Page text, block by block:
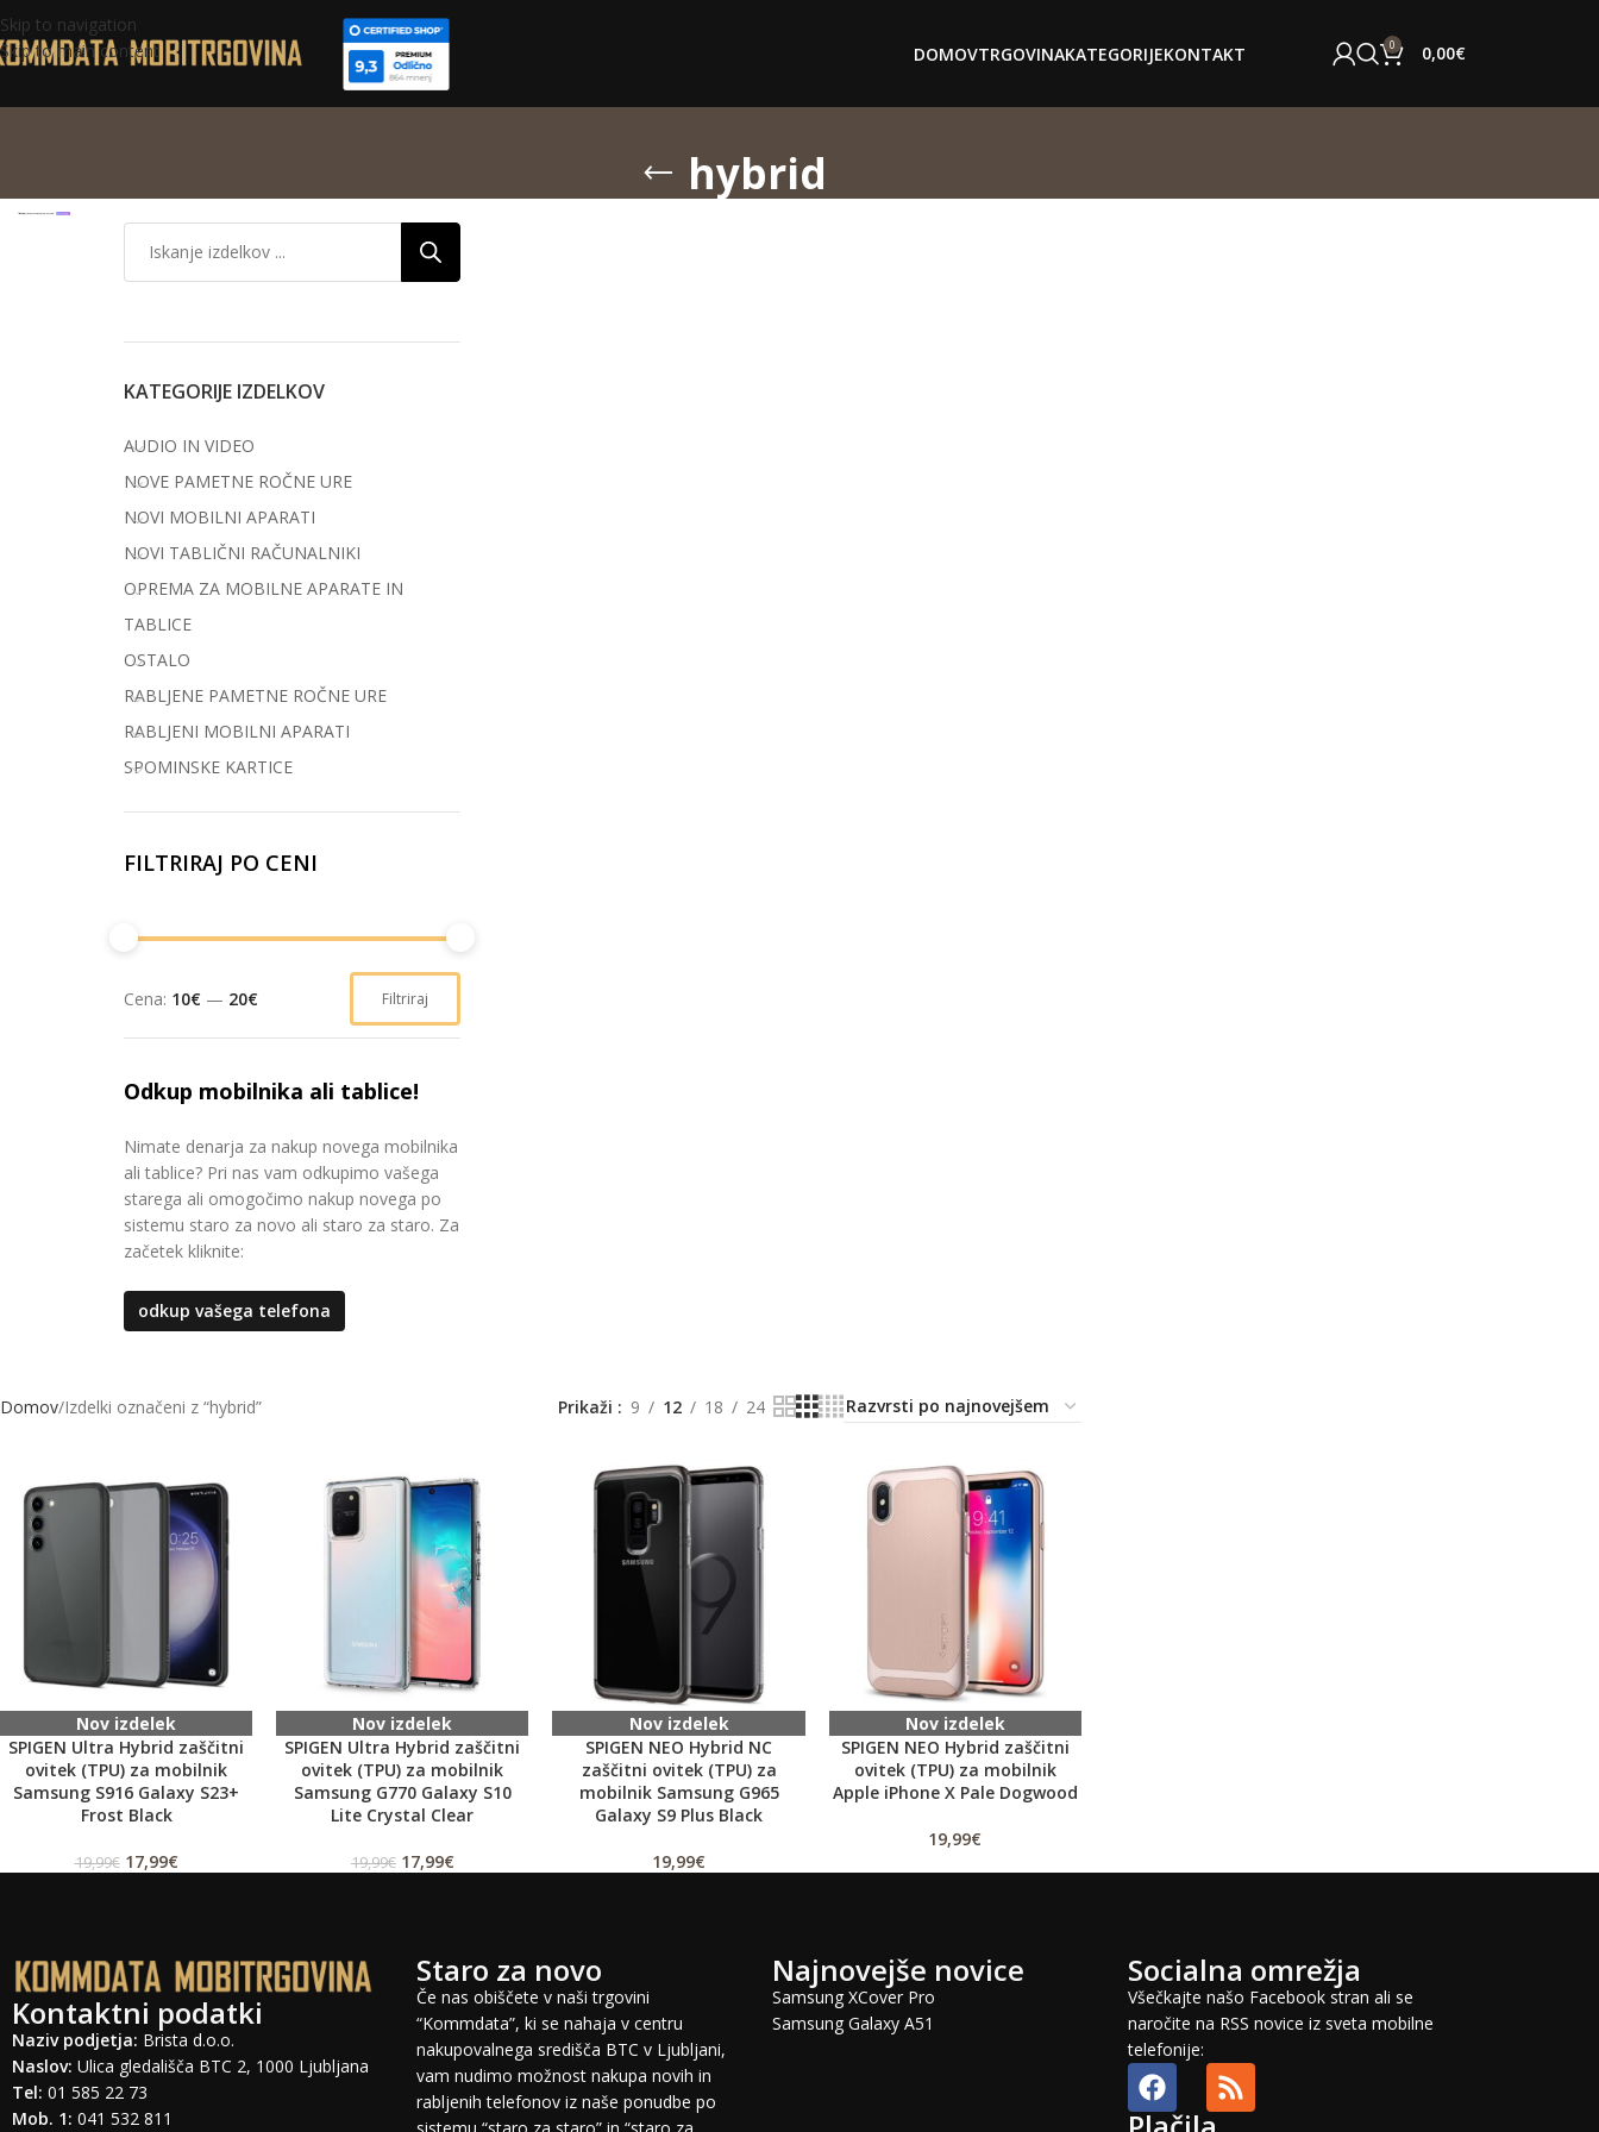
Skip to navigation
Skip to main content
DOMOVTRGOVINAKATEGORIJEKONTAKT 0 0,00€
hybrid
KATEGORIJE IZDELKOV
AUDIO IN VIDEO
NOVE PAMETNE ROČNE URE
NOVI MOBILNI APARATI
NOVI TABLIČNI RAČUNALNIKI
OPREMA ZA MOBILNE APARATE IN
TABLICE
OSTALO
RABLJENE PAMETNE ROČNE URE
RABLJENI MOBILNI APARATI
SPOMINSKE KARTICE
FILTRIRAJ PO CENI
Filtriraj
Cena: 10€ — 20€
Odkup mobilnika ali tablice!
Nimate denarja za nakup novega mobilnika
ali tablice? Pri nas vam odkupimo vašega
starega ali omogočimo nakup novega po
sistemu staro za novo ali staro za staro. Za
začetek kliknite:
odkup vašega telefona
Domov Izdelki označeni z “hybrid” Prikaži 9 12 18 24
Nov izdelek
SPIGEN Ultra Hybrid zaščitni
ovitek (TPU) za mobilnik
Samsung S916 Galaxy S23+
Frost Black
19,99€ 17,99€
Nov izdelek
SPIGEN Ultra Hybrid zaščitni
ovitek (TPU) za mobilnik
Samsung G770 Galaxy S10
Lite Crystal Clear
19,99€ 17,99€
Nov izdelek
SPIGEN NEO Hybrid NC
zaščitni ovitek (TPU) za
mobilnik Samsung G965
Galaxy S9 Plus Black
19,99€
Nov izdelek
SPIGEN NEO Hybrid zaščitni
ovitek (TPU) za mobilnik
Apple iPhone X Pale Dogwood
19,99€
Kontaktni podatki
Naziv podjetja: Brista d.o.o.
Naslov: Ulica gledališča BTC 2, 1000 Ljubljana
Tel: 01 585 22 73
Mob. 1: 041 532 811
Staro za novo
Če nas obiščete v naši trgovini
“Kommdata”, ki se nahaja v centru
nakupovalnega središča BTC v Ljubljani,
vam nudimo možnost nakupa novih in
rabljenih telefonov iz naše ponudbe po
Najnovejše novice
Samsung XCover Pro
Samsung Galaxy A51
Socialna omrežja
Všečkajte našo Facebook stran ali se
naročite na RSS novice iz sveta mobilne
telefonije: